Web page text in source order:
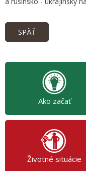
SPÄŤ
Ako začať
Životné situácie